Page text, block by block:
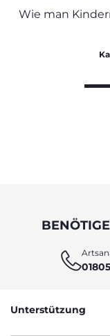
Wie man
Unterstützung